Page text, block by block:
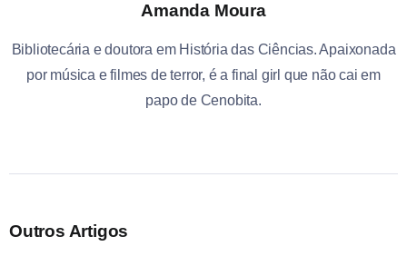
Amanda Moura
Bibliotecária e doutora em História das Ciências. Apaixonada
por música e filmes de terror, é a final girl que não cai em
papo de Cenobita.
Outros Artigos